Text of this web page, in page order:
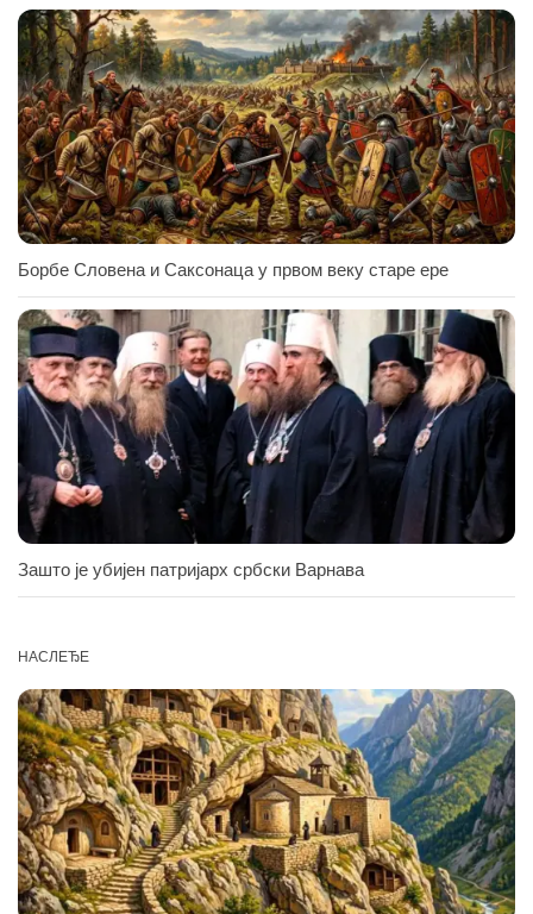
Борбе Словена и Саксонаца у првом веку старе ере
Зашто је убијен патријарх србски Варнава
НАСЛЕЂЕ